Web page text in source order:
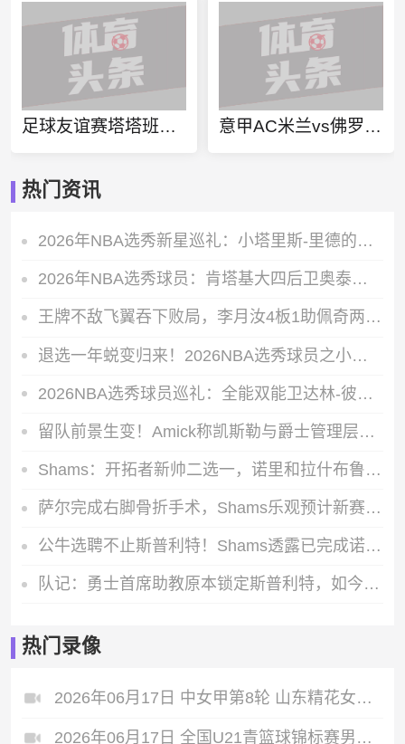
足球友谊赛塔塔班亚vs西奥福克直播 意甲AC米兰vs佛罗伦萨直播
热门资讯
2026年NBA选秀新星巡礼：小塔里斯-里德的赛场成长轨迹全解析
2026年NBA选秀球员：肯塔基大四后卫奥泰加-奥韦的即战力价值解析
王牌不敌飞翼吞下败局，李月汝4板1助佩奇两双数据带队轻松取胜
退选一年蜕变归来！2026NBA选秀球员之小拉巴伦-菲隆实力解析
2026NBA选秀球员巡礼：全能双能卫达林-彼得森能成为下一个科比吗
留队前景生变！Amick称凯斯勒与爵士管理层存在核心分歧
Shams：开拓者新帅二选一，诺里和拉什布鲁克成最终候选人
萨尔完成右脚骨折手术，Shams乐观预计新赛季开打前就能完全康复
公牛选聘不止斯普利特！Shams透露已完成诺里等三位森林狼助教面试
队记：勇士首席助教原本锁定斯普利特，如今威利-格林成热门候选人
热门录像
2026年06月17日 中女甲第8轮 山东精花女足 VS 青岛西海岸女足 全场录像
2026年06月17日 全国U21青篮球锦标赛男子组 南京同曦U21 VS 山东山高U21 全场录像